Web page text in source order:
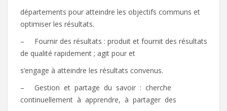
départements pour atteindre les objectifs communs et
optimiser les résultats.
– Fournir des résultats : produit et fournit des résultats
de qualité rapidement ; agit pour et
s’engage à atteindre les résultats convenus.
– Gestion et partage du savoir : cherche
continuellement à apprendre, à partager des